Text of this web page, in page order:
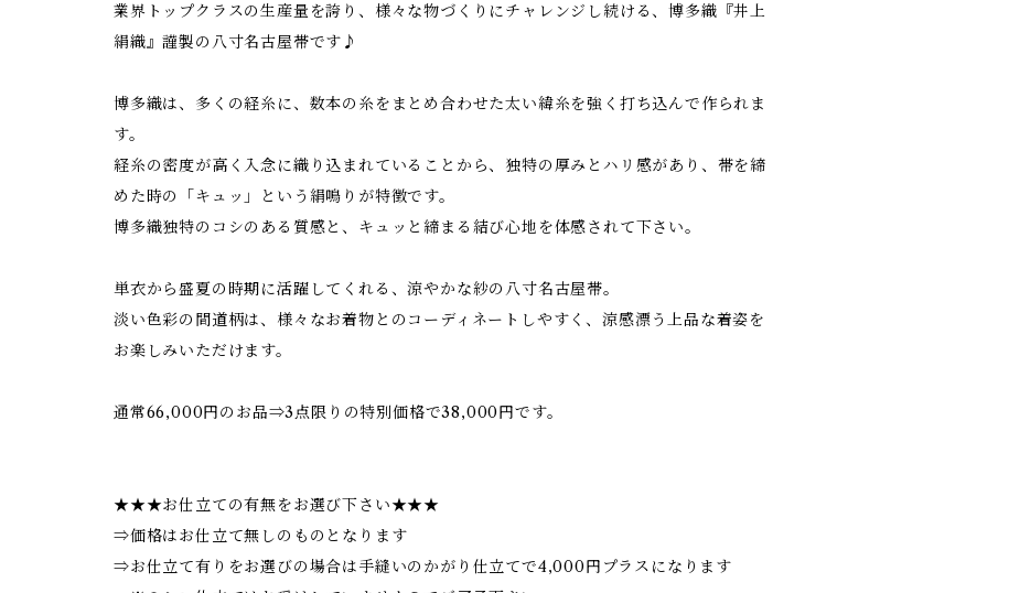
業界トップクラスの生産量を誇り、様々な物づくりにチャレンジし続ける、博多織『井上
絹織』謹製の八寸名古屋帯です♪
博多織は、多くの経糸に、数本の糸をまとめ合わせた太い緯糸を強く打ち込んで作られま
す。
経糸の密度が高く入念に織り込まれていることから、独特の厚みとハリ感があり、帯を締
めた時の「キュッ」という絹鳴りが特徴です。
博多織独特のコシのある質感と、キュッと締まる結び心地を体感されて下さい。
単衣から盛夏の時期に活躍してくれる、涼やかな紗の八寸名古屋帯。
淡い色彩の間道柄は、様々なお着物とのコーディネートしやすく、涼感漂う上品な着姿を
お楽しみいただけます。
通常66,000円のお品⇒3点限りの特別価格で38,000円です。
★★★お仕立ての有無をお選び下さい★★★
⇒価格はお仕立て無しのものとなります
⇒お仕立て有りをお選びの場合は手縫いのかがり仕立てで4,000円プラスになります